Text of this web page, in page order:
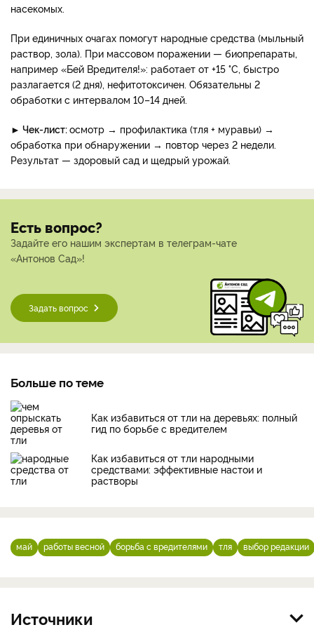
насекомых.
При единичных очагах помогут народные средства (мыльный
раствор, зола). При массовом поражении — биопрепараты,
например «Бей Вредителя!»: работает от +15 °C, быстро
разлагается (2 дня), нефитотоксичен. Обязательны 2
обработки с интервалом 10–14 дней.
► Чек-лист:осмотр → профилактика (тля + муравьи) →
обработка при обнаружении → повтор через 2 недели.
Результат — здоровый сад и щедрый урожай.
Есть вопрос?
Задайте его нашим экспертам в телеграм-чате
«Антонов Сад»!
Задать вопрос
Больше по теме
Как избавиться от тли на деревьях: полный
гид по борьбе с вредителем
Как избавиться от тли народными
средствами: эффективные настои и
растворы
май работы весной борьба с вредителями тля выбор редакции
Источники